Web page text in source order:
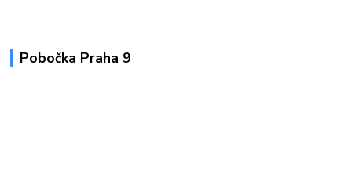
Pobočka Praha 9